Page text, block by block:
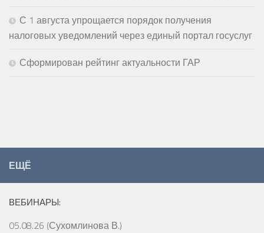
С 1 августа упрощается порядок получения
налоговых уведомлений через единый портал госуслуг
Сформирован рейтинг актуальности ГАР
ЕЩЁ
ВЕБИНАРЫ:
05.08.26 (Сухомлинова В.)